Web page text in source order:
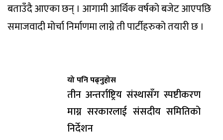
बताउँदै आएका छन् । आगामी आर्थिक वर्षको बजेट आएपछि
समाजवादी मोर्चा निर्माणमा लाग्ने ती पार्टीहरुको तयारी छ ।
यो पनि पढ्नुहोस
तीन अन्तर्राष्ट्रिय संस्थासँग स्पष्टीकरण
माग्न सरकारलाई संसदीय समितिको
निर्देशन